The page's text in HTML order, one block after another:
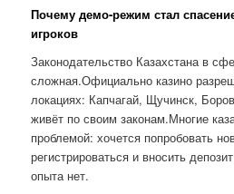
Почему демо-режим стал
игроков
Законодательство Казахстана в
сложная.Официально казино
локациях: Капчагай, Щучинск,
живёт по своим законам.Многие
проблемой: хочется попробовать
регистрироваться и вносить
опыта нет.